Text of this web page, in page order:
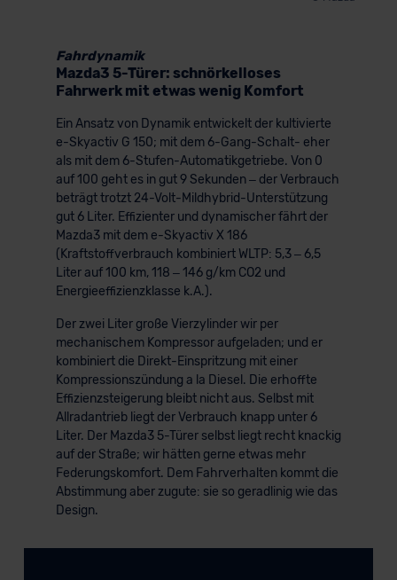
Kommission (Art. 45 Abs. 1 DSGVO), von
Standarddatenschutzklauseln (Art. 46 Abs. 2 lit. c
erteilen. Nähere Informationen zu den bestehenden
Datenschutzklauseln können Sie über den Kontakt zu
unserem Datenschutzbeauftragten unter
datenschutz@meinauto.de anfordern.
Datenschutzerklärung|Impressum
Fahrdynamik
Mazda3 5-Türer: schnörkelloses
Fahrwerk mit etwas wenig Komfort
Ein Ansatz von Dynamik entwickelt der kultivierte
e-Skyactiv G 150; mit dem 6-Gang-Schalt- eher
als mit dem 6-Stufen-Automatikgetriebe. Von 0
auf 100 geht es in gut 9 Sekunden – der Verbrauch
beträgt trotzt 24-Volt-Mildhybrid-Unterstützung
gut 6 Liter. Effizienter und dynamischer fährt der
Mazda3 mit dem e-Skyactiv X 186
(Kraftstoffverbrauch kombiniert WLTP: 5,3 – 6,5
Liter auf 100 km, 118 – 146 g/km CO2 und
Energieeffizienzklasse k.A.).
Der zwei Liter große Vierzylinder wir per
mechanischem Kompressor aufgeladen; und er
kombiniert die Direkt-Einspritzung mit einer
Kompressionszündung a la Diesel. Die erhoffte
Effizienzsteigerung bleibt nicht aus. Selbst mit
Allradantrieb liegt der Verbrauch knapp unter 6
Liter. Der Mazda3 5-Türer selbst liegt recht knackig
auf der Straße; wir hätten gerne etwas mehr
Federungskomfort. Dem Fahrverhalten kommt die
Abstimmung aber zugute: sie so geradlinig wie das
Design.